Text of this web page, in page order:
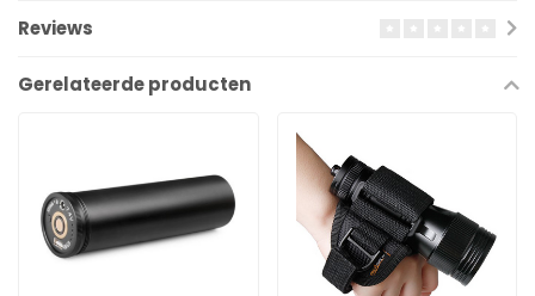
Reviews
Gerelateerde producten